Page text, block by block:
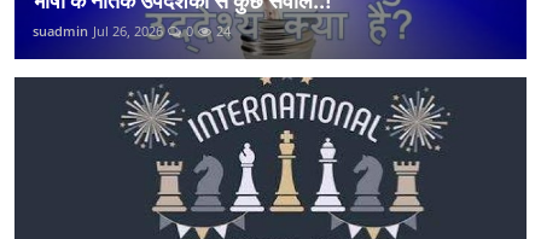
suadmin Jul 26, 2026 0 24